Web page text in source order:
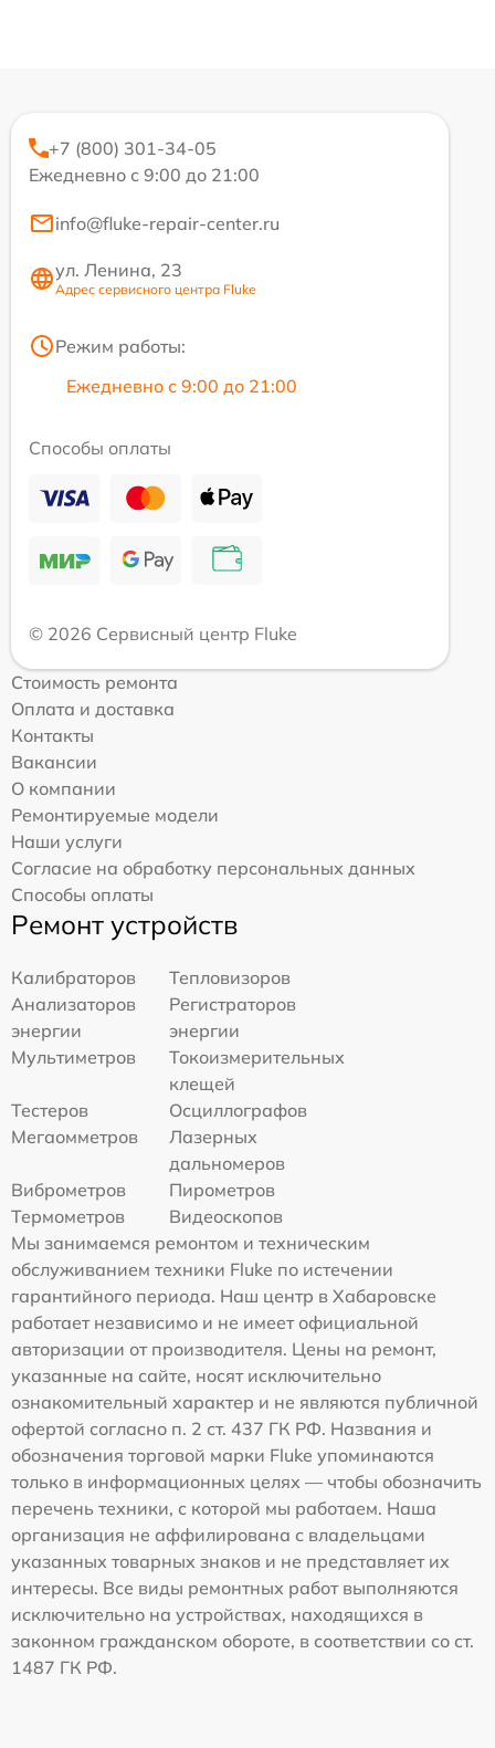
+7 (800) 301-34-05
Ежедневно с 9:00 до 21:00
info@fluke-repair-center.ru
ул. Ленина, 23
Адрес сервисного центра Fluke
Режим работы:
Ежедневно с 9:00 до 21:00
Способы оплаты
© 2026 Сервисный центр Fluke
Стоимость ремонта
Оплата и доставка
Контакты
Вакансии
О компании
Ремонтируемые модели
Наши услуги
Согласие на обработку персональных данных
Способы оплаты
Ремонт устройств
Калибраторов
Тепловизоров
Анализаторов
энергии
Регистраторов
энергии
Мультиметров
Токоизмерительных
клещей
Тестеров
Осциллографов
Мегаомметров
Лазерных
дальномеров
Виброметров
Пирометров
Термометров
Видеоскопов
Мы занимаемся ремонтом и техническим
обслуживанием техники Fluke по истечении
гарантийного периода. Наш центр в Хабаровске
работает независимо и не имеет официальной
авторизации от производителя. Цены на ремонт,
указанные на сайте, носят исключительно
ознакомительный характер и не являются публичной
офертой согласно п. 2 ст. 437 ГК РФ. Названия и
обозначения торговой марки Fluke упоминаются
только в информационных целях — чтобы обозначить
перечень техники, с которой мы работаем. Наша
организация не аффилирована с владельцами
указанных товарных знаков и не представляет их
интересы. Все виды ремонтных работ выполняются
исключительно на устройствах, находящихся в
законном гражданском обороте, в соответствии со ст.
1487 ГК РФ.